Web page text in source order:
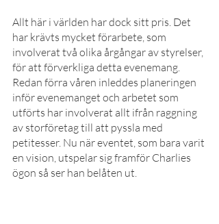
Allt här i världen har dock sitt pris. Det
har krävts mycket förarbete, som
involverat två olika årgångar av styrelser,
för att förverkliga detta evenemang.
Redan förra våren inleddes planeringen
inför evenemanget och arbetet som
utförts har involverat allt ifrån raggning
av storföretag till att pyssla med
petitesser. Nu när eventet, som bara varit
en vision, utspelar sig framför Charlies
ögon så ser han belåten ut.